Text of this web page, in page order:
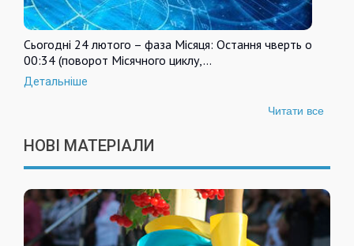
Сьогодні 24 лютого – фаза Місяця: Остання чверть о
00:34 (поворот Місячного циклу,…
Детальніше
Читати все
НОВІ МАТЕРІАЛИ